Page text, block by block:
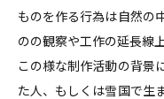
ものを作る行為は自然の
のの観察や工作の延長線
この様な制作活動の背景
た人、もしくは雪国で生